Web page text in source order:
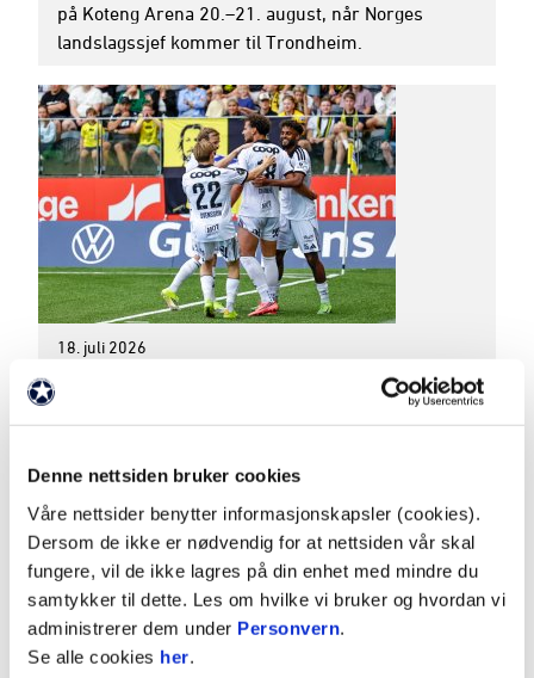
Denne nettsiden bruker cookies
Våre nettsider benytter informasjonskapsler (cookies).
Dersom de ikke er nødvendig for at nettsiden vår skal
fungere, vil de ikke lagres på din enhet med mindre du
samtykker til dette. Les om hvilke vi bruker og hvordan vi
administrerer dem under Personvern.
Se alle cookies her.
på Koteng Arena 20.–21. august, når Norges
landslagssjef kommer til Trondheim.
18. juli 2026
A-LAG MENN VIDEO
bortebane og reiste hjem med 3-0-seier og tre